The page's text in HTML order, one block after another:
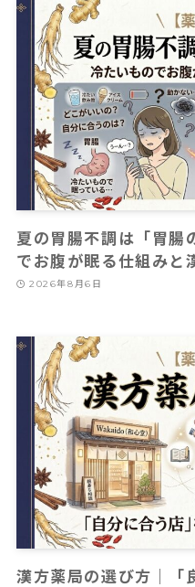
夏の胃腸不調は「胃腸
でお腹が眠る仕組みと
2026年8月6日
漢方薬局の選び方｜「